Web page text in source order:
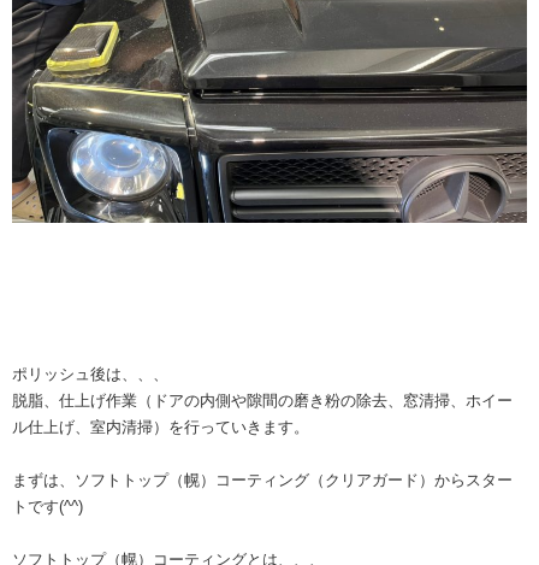
ポリッシュ後は、、、
脱脂、仕上げ作業（ドアの内側や隙間の磨き粉の除去、窓清掃、ホイー
ル仕上げ、室内清掃）を行っていきます。
まずは、ソフトトップ（幌）コーティング（クリアガード）からスター
トです(^^)
ソフトトップ（幌）コーティングとは、、、